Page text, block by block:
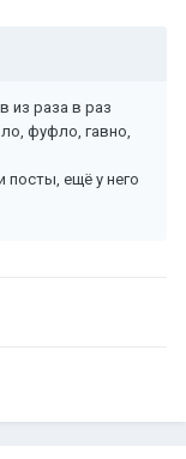
из раза в раз
фуфло, гавно,
посты, ещё у него